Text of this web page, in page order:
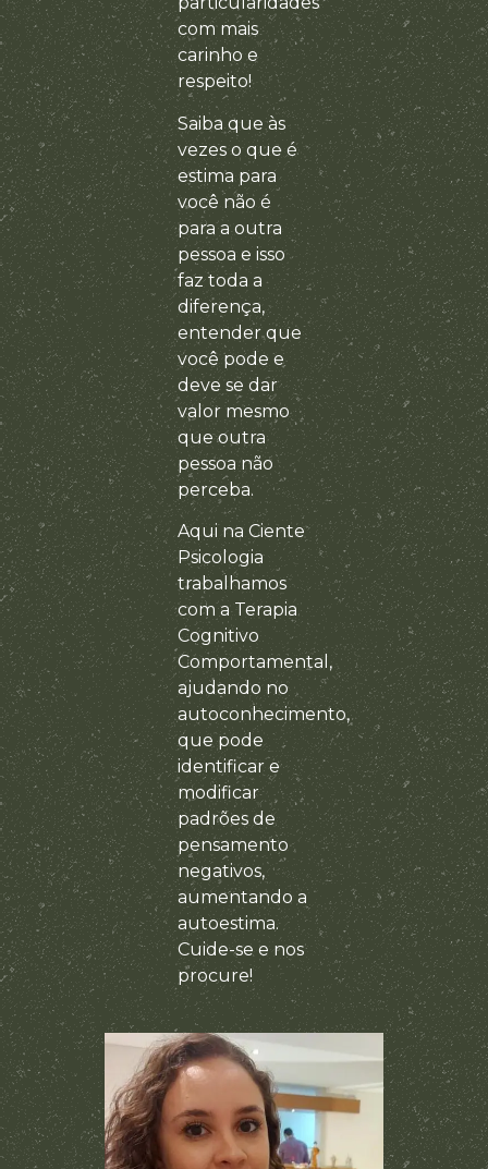
com mais
carinho e
respeito!
Saiba que às
vezes o que é
estima para
você não é
para a outra
pessoa e isso
faz toda a
diferença,
entender que
você pode e
deve se dar
valor mesmo
que outra
pessoa não
perceba.
Aqui na Ciente
Psicologia
trabalhamos
com a Terapia
Cognitivo
Comportamental,
ajudando no
autoconhecimento,
que pode
identificar e
modificar
padrões de
pensamento
negativos,
aumentando a
autoestima.
Cuide-se e nos
procure!